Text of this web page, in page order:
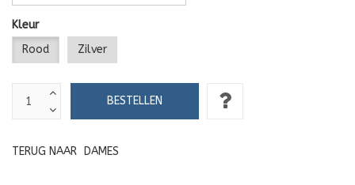
Kleur
Rood
Zilver
TERUG NAAR DAMES